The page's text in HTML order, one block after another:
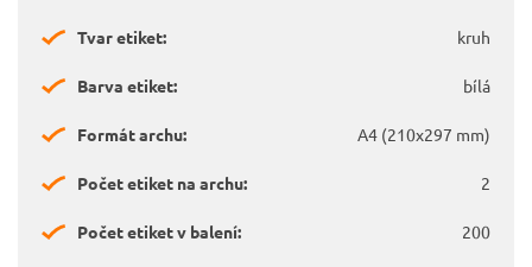
Tvar etiket: kruh
Barva etiket: bílá
Formát archu: A4 (210x297 mm)
Počet etiket na archu: 2
Počet etiket v balení: 200